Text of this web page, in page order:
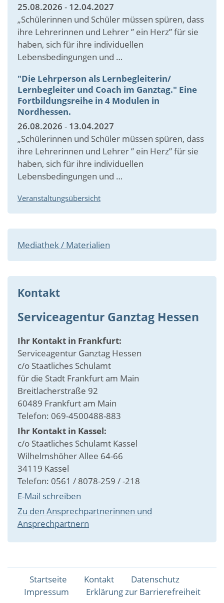
25.08.2026 - 12.04.2027
„Schülerinnen und Schüler müssen spüren, dass
ihre Lehrerinnen und Lehrer ” ein Herz” für sie
haben, sich für ihre individuellen
Lebensbedingungen und …
"Die Lehrperson als Lernbegleiterin/
Lernbegleiter und Coach im Ganztag." Eine
Fortbildungsreihe in 4 Modulen in
Nordhessen.
26.08.2026 - 13.04.2027
„Schülerinnen und Schüler müssen spüren, dass
ihre Lehrerinnen und Lehrer ” ein Herz” für sie
haben, sich für ihre individuellen
Lebensbedingungen und …
Veranstaltungsübersicht
Mediathek / Materialien
Kontakt
Serviceagentur Ganztag Hessen
Ihr Kontakt in Frankfurt:
Serviceagentur Ganztag Hessen
c/o Staatliches Schulamt
für die Stadt Frankfurt am Main
Breitlacherstraße 92
60489 Frankfurt am Main
Telefon: 069-4500488-883
Ihr Kontakt in Kassel:
c/o Staatliches Schulamt Kassel
Wilhelmshöher Allee 64-66
34119 Kassel
Telefon: 0561 / 8078-259 / -218
E-Mail schreiben
Zu den Ansprechpartnerinnen und
Ansprechpartnern
Fußbereichsmenü
Startseite Kontakt
Datenschutz
Impressum
Erklärung zur Barrierefreiheit